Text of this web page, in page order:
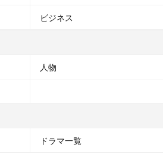
ビジネス
人物
ドラマ一覧